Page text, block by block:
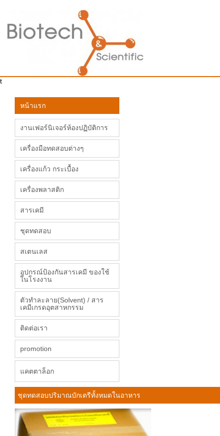
t
หน้าแรก
งานเฟอร์นิเจอร์ห้องปฏิบัติการ
เครื่องมือทดสอบต่างๆ
เครื่องแก้ว กระเบื้อง
เครื่องพลาสติก
สารเคมี
ชุดทดสอบ
สเตนเลส
อุปกรณ์ป้องกันสารเคมี ของใช้
ในโรงงาน
ตัวทำละลาย(Solvent) / สาร
เคมีเกรดอุตสาหกรรม
ติดต่อเรา
promotion
แคตตาล็อก
ชุดทดสอบปริมาณบักเตรีทั้งหมดในอาหาร